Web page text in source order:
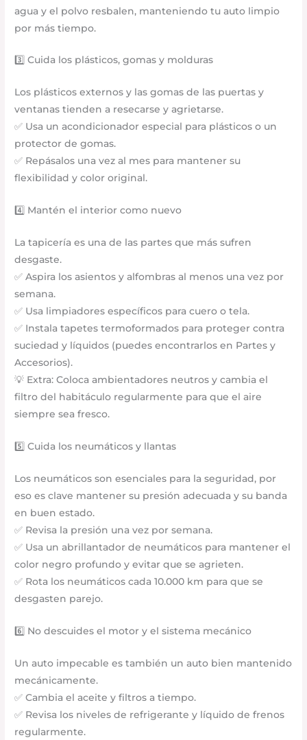
agua y el polvo resbalen, manteniendo tu auto limpio
por más tiempo.
3️⃣ Cuida los plásticos, gomas y molduras
Los plásticos externos y las gomas de las puertas y
ventanas tienden a resecarse y agrietarse.
✅ Usa un acondicionador especial para plásticos o un
protector de gomas.
✅ Repásalos una vez al mes para mantener su
flexibilidad y color original.
4️⃣ Mantén el interior como nuevo
La tapicería es una de las partes que más sufren
desgaste.
✅ Aspira los asientos y alfombras al menos una vez por
semana.
✅ Usa limpiadores específicos para cuero o tela.
✅ Instala tapetes termoformados para proteger contra
suciedad y líquidos (puedes encontrarlos en Partes y
Accesorios).
💡 Extra: Coloca ambientadores neutros y cambia el
filtro del habitáculo regularmente para que el aire
siempre sea fresco.
5️⃣ Cuida los neumáticos y llantas
Los neumáticos son esenciales para la seguridad, por
eso es clave mantener su presión adecuada y su banda
en buen estado.
✅ Revisa la presión una vez por semana.
✅ Usa un abrillantador de neumáticos para mantener el
color negro profundo y evitar que se agrieten.
✅ Rota los neumáticos cada 10.000 km para que se
desgasten parejo.
6️⃣ No descuides el motor y el sistema mecánico
Un auto impecable es también un auto bien mantenido
mecánicamente.
✅ Cambia el aceite y filtros a tiempo.
✅ Revisa los niveles de refrigerante y líquido de frenos
regularmente.